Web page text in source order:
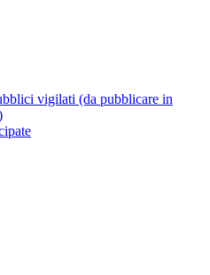
vigilati (da pubblicare in